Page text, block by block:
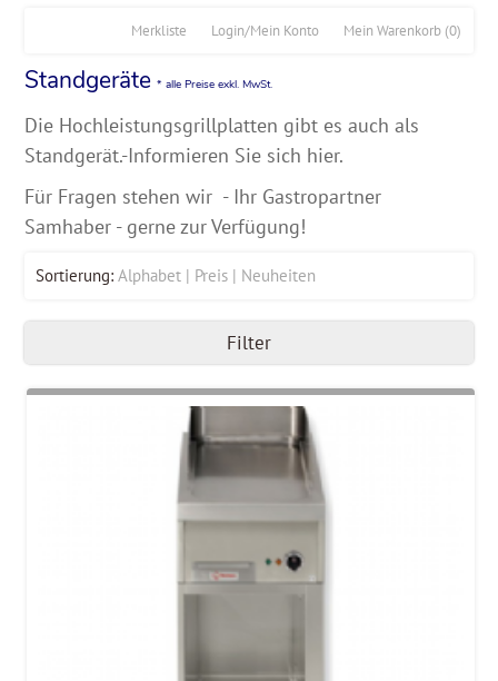
Mein Warenkorb (0)
Login/Mein Konto
Merkliste
Standgeräte * alle Preise exkl. MwSt.
Die Hochleistungsgrillplatten gibt es auch als
Standgerät.-Informieren Sie sich hier.
Für Fragen stehen wir - Ihr Gastropartner
Samhaber - gerne zur Verfügung!
Sortierung: Alphabet Preis Neuheiten
Filter